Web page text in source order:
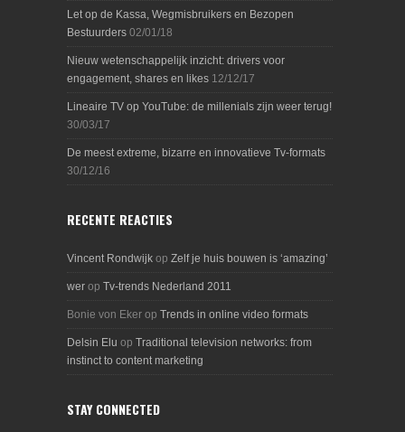
Let op de Kassa, Wegmisbruikers en Bezopen
Bestuurders 02/01/18
Nieuw wetenschappelijk inzicht: drivers voor
engagement, shares en likes 12/12/17
Lineaire TV op YouTube: de millenials zijn weer terug!
30/03/17
De meest extreme, bizarre en innovatieve Tv-formats
30/12/16
RECENTE REACTIES
Vincent Rondwijk op Zelf je huis bouwen is ‘amazing’
wer op Tv-trends Nederland 2011
Bonie von Eker op Trends in online video formats
Delsin Elu op Traditional television networks: from
instinct to content marketing
STAY CONNECTED